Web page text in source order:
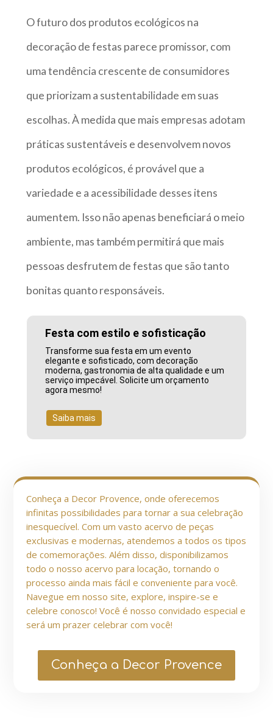
O futuro dos produtos ecológicos na
decoração de festas parece promissor, com
uma tendência crescente de consumidores
que priorizam a sustentabilidade em suas
escolhas. À medida que mais empresas adotam
práticas sustentáveis e desenvolvem novos
produtos ecológicos, é provável que a
variedade e a acessibilidade desses itens
aumentem. Isso não apenas beneficiará o meio
ambiente, mas também permitirá que mais
pessoas desfrutem de festas que são tanto
bonitas quanto responsáveis.
Festa com estilo e sofisticação
Transforme sua festa em um evento
elegante e sofisticado, com decoração
moderna, gastronomia de alta qualidade e um
serviço impecável. Solicite um orçamento
agora mesmo!
Saiba mais
Conheça a Decor Provence, onde oferecemos
infinitas possibilidades para tornar a sua celebração
inesquecível. Com um vasto acervo de peças
exclusivas e modernas, atendemos a todos os tipos
de comemorações. Além disso, disponibilizamos
todo o nosso acervo para locação, tornando o
processo ainda mais fácil e conveniente para você.
Navegue em nosso site, explore, inspire-se e
celebre conosco! Você é nosso convidado especial e
será um prazer celebrar com você!
Conheça a Decor Provence